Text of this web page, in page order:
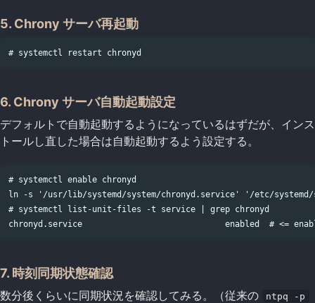
5. Chrony サーバ再起動
6. Chrony サーバ自動起動設定
デフォルトで自動起動するようになっているはずだが、インス
トールし直した場合は自動起動するよう設定する。
# systemctl enable chronyd
ln -s '/usr/lib/systemd/system/chronyd.service' '/etc/
# systemctl list-unit-files -t service | grep chronyd
7. 時刻同期状態確認
数分後くらいに同期状況を確認してみる。（従来の ntpq -p